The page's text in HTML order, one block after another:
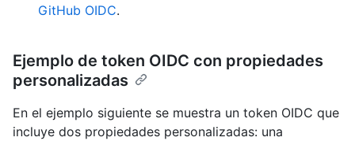
GitHub OIDC.
Ejemplo de token OIDC con propiedades
personalizadas
En el ejemplo siguiente se muestra un token OIDC que
incluye dos propiedades personalizadas: una